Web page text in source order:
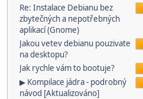
Re: Instalace Debianu bez
zbytečných a nepotřebných
aplikací (Gnome)
Jakou vetev debianu pouzivate
na desktopu?
Jak rychle vám to bootuje?
▶ Kompilace jádra - podrobný
návod [Aktualizováno]